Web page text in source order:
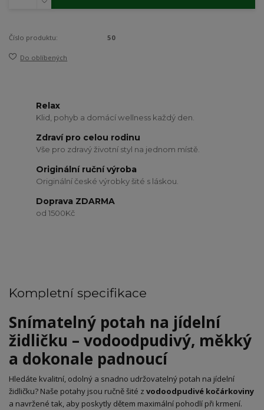
Číslo produktu: 50
Do oblíbených
Relax
Klid, pohyb a domácí wellness každý den.
Zdraví pro celou rodinu
Vše pro zdravý životní styl na jednom místě.
Originální ruční výroba
Originální české výrobky šité s láskou.
Doprava ZDARMA
od 1500Kč
Kompletní specifikace
Snímatelný potah na jídelní
židličku – vodoodpudivý, měkký
a dokonale padnoucí
Hledáte kvalitní, odolný a snadno udržovatelný potah na jídelní
židličku? Naše potahy jsou ručně šité z vodoodpudivé kočárkoviny
a navržené tak, aby poskytly dětem maximální pohodlí při krmení.